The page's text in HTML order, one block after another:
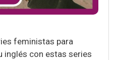
feministas para
inglés con estas series